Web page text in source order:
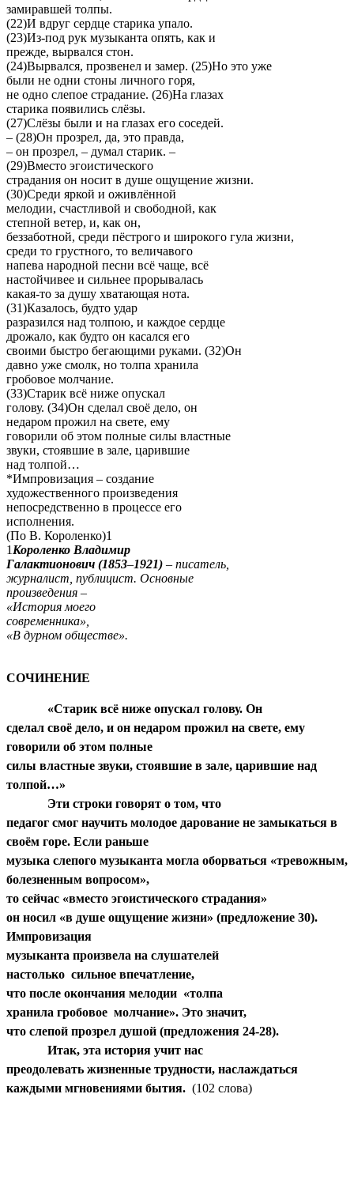
замиравшей толпы.
(22)И вдруг сердце старика упало.
(23)Из-под рук музыканта опять, как и
прежде, вырвался стон.
(24)Вырвался, прозвенел и замер. (25)Но это уже
были не одни стоны личного горя,
не одно слепое страдание. (26)На глазах
старика появились слёзы.
(27)Слёзы были и на глазах его соседей.
– (28)Он прозрел, да, это правда,
– он прозрел, – думал старик. –
(29)Вместо эгоистического
страдания он носит в душе ощущение жизни.
(30)Среди яркой и оживлённой
мелодии, счастливой и свободной, как
степной ветер, и, как он,
беззаботной, среди пёстрого и широкого гула жизни,
среди то грустного, то величавого
напева народной песни всё чаще, всё
настойчивее и сильнее прорывалась
какая-то за душу хватающая нота.
(31)Казалось, будто удар
разразился над толпою, и каждое сердце
дрожало, как будто он касался его
своими быстро бегающими руками. (32)Он
давно уже смолк, но толпа хранила
гробовое молчание.
(33)Старик всё ниже опускал
голову. (34)Он сделал своё дело, он
недаром прожил на свете, ему
говорили об этом полные силы властные
звуки, стоявшие в зале, царившие
над толпой…
*Импровизация – создание
художественного произведения
непосредственно в процессе его
исполнения.
(По В. Короленко)1
1 Короленко Владимир
Галактионович (1853–1921) – писатель,
журналист, публицист. Основные
произведения –
«История моего
современника»,
«В дурном обществе».
СОЧИНЕНИЕ
«Старик всё ниже опускал голову. Он
сделал своё дело, и он недаром прожил на свете, ему
говорили об этом полные
силы властные звуки, стоявшие в зале, царившие над
толпой…»
Эти строки говорят о том, что
педагог смог научить молодое дарование не замыкаться в
своём горе. Если раньше
музыка слепого музыканта могла оборваться «тревожным,
болезненным вопросом»,
то сейчас «вместо эгоистического страдания»
он носил «в душе ощущение жизни» (предложение 30).
Импровизация
музыканта произвела на слушателей
настолько сильное впечатление,
что после окончания мелодии «толпа
хранила гробовое молчание». Это значит,
что слепой прозрел душой (предложения 24-28).
Итак, эта история учит нас
преодолевать жизненные трудности, наслаждаться
каждыми мгновениями бытия. (102 слова)